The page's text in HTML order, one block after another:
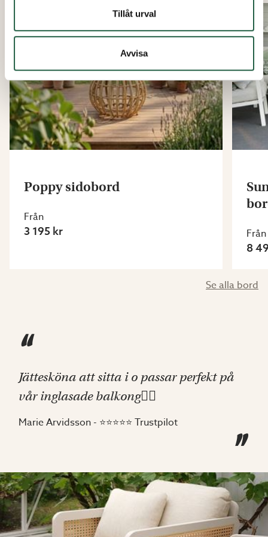
Tillåt urval
Avvisa
Poppy sidobord
Från
3 195 kr Från
8
Se alla bord
"
Jättesköna att sitta i o passar perfekt på
vår inglasade balkong👌🏽
Marie Arvidsson - ⭐⭐⭐⭐⭐ Trustpilot
"